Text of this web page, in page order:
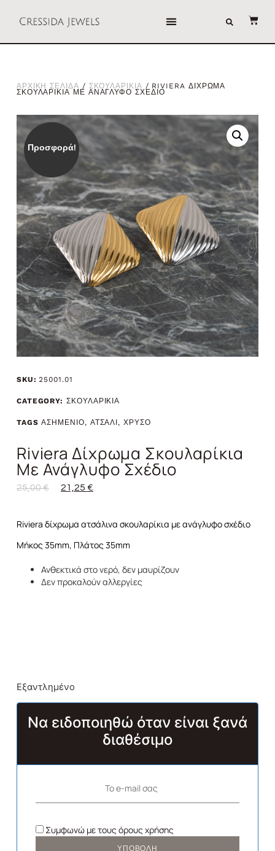
ΑΡΧΙΚΗ ΣΕΛΙΔΑ / ΣΚΟΥΛΑΡΙΚΙΑ / RIVIERA ΔΙΧΡΩΜΑ
ΣΚΟΥΛΑΡΙΚΙΑ ΜΕ ΑΝΑΓΛΥΦΟ ΣΧΕΔΙΟ
Προσφορά!
SKU:25001.01
CATEGORY: ΣΚΟΥΛΑΡΙΚΙΑ
TAGS ΑΣΗΜΕΝΙΟ, ΑΤΣΑΛΙ,ΧΡΥΣΟ
Riviera Δίχρωμα Σκουλαρίκια
Με Ανάγλυφο Σχέδιο
25,00€ 21,25 €
Riviera δίχρωμα ατσάλινα σκουλαρίκια με ανάγλυφο σχέδιο
Μήκος 35mm, Πλάτος 35mm
Ανθεκτικά στο νερό, δεν μαυρίζουν
Δεν προκαλούν αλλεργίες
Εξαντλημένο
Να ειδοποιηθώ όταν είναι ξανά
διαθέσιμο
Συμφωνώ με τους όρους χρήσης
ΥΠΟΒΟΛΗ